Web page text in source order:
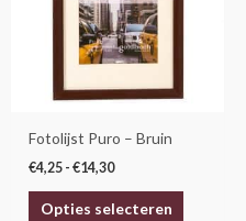
Fotolijst Puro – Bruin
€4,25 - €14,30
Opties selecteren
kan